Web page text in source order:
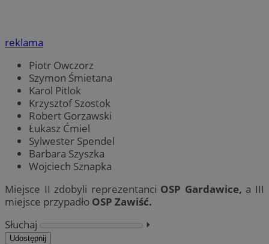
reklama
Piotr Owczorz
Szymon Śmietana
Karol Pitlok
Krzysztof Szostok
Robert Gorzawski
Łukasz Ćmiel
Sylwester Spendel
Barbara Szyszka
Wojciech Sznapka
Miejsce II zdobyli reprezentanci OSP Gardawice, a III
miejsce przypadło OSP Zawiść.
Słuchaj
⏵︎
Udostępnij